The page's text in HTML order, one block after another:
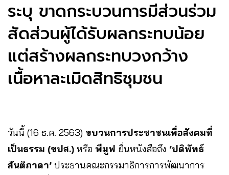
ระบุ ขาดกระบวนการมีส่วนร่วม
สัดส่วนผู้ได้รับผลกระทบน้อย
แต่สร้างผลกระทบวงกว้าง
เนื้อหาละเมิดสิทธิชุมชน
วันนี้ (16 ธ.ค. 2563) ขบวนการประชาชนเพื่อสังคมที่
เป็นธรรม (ขปส.) หรือ พีมูฟ ยื่นหนังสือถึง ‘ปดิพัทธ์
สันติภาดา’ ประธานคณะกรรมาธิการการพัฒนาการ